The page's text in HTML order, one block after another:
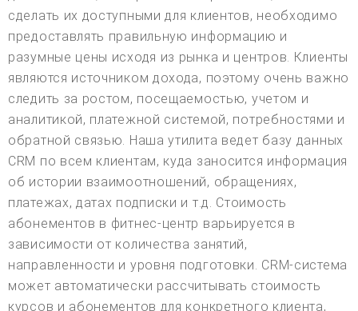
сделать их доступными для клиентов, необходимо
предоставлять правильную информацию и
разумные цены исходя из рынка и центров. Клиенты
являются источником дохода, поэтому очень важно
следить за ростом, посещаемостью, учетом и
аналитикой, платежной системой, потребностями и
обратной связью. Наша утилита ведет базу данных
CRM по всем клиентам, куда заносится информация
об истории взаимоотношений, обращениях,
платежах, датах подписки и т.д. Стоимость
абонементов в фитнес-центр варьируется в
зависимости от количества занятий,
направленности и уровня подготовки. CRM-система
может автоматически рассчитывать стоимость
курсов и абонементов для конкретного клиента,